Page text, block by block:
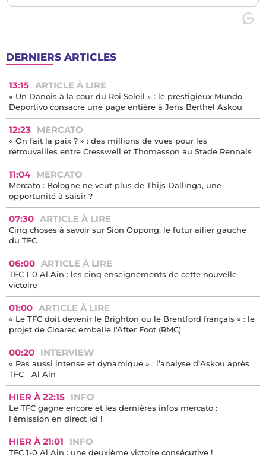
DERNIERS ARTICLES
13:15 ARTICLE À LIRE
« Un Danois à la cour du Roi Soleil » : le prestigieux Mundo
Deportivo consacre une page entière à Jens Berthel Askou
12:23 MERCATO
« On fait la paix ? » : des millions de vues pour les
retrouvailles entre Cresswell et Thomasson au Stade Rennais
11:04 MERCATO
Mercato : Bologne ne veut plus de Thijs Dallinga, une
opportunité à saisir ?
07:30 ARTICLE À LIRE
Cinq choses à savoir sur Sion Oppong, le futur ailier gauche
du TFC
06:00 ARTICLE À LIRE
TFC 1-0 Al Ain : les cinq enseignements de cette nouvelle
victoire
01:00 ARTICLE À LIRE
« Le TFC doit devenir le Brighton ou le Brentford français » : le
projet de Cloarec emballe l'After Foot (RMC)
00:20 INTERVIEW
« Pas aussi intense et dynamique » : l’analyse d’Askou après
TFC - Al Ain
HIER À 22:15 INFO
Le TFC gagne encore et les dernières infos mercato :
l'émission en direct ici !
HIER À 21:01 INFO
TFC 1-0 Al Ain : une deuxième victoire consécutive !